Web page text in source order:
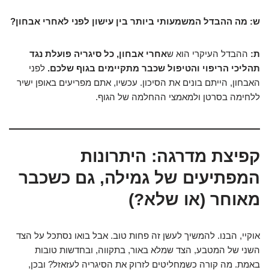
ש: מה ההבדל המשמעותי ביותר בין עישון לפני לאחרי אבחון?
ת: ההבדל העיקרי הוא שאחרי אבחון, כל סיגריה פועלת נגד
תהליכי הריפוי והטיפול שכבר מתקיימים בגוף שלכם. לפני
האבחון, הייתם בונים את הסיכון. עכשיו, אתם מפריעים באופן ישיר
ללחימה בסרטן ולמאמצי ההחלמה של הגוף.
קפיצת מדרגה: היתרונות
המפתיעים של גמילה, גם כשכבר
מאוחר (או שלא?)
אוקיי, הבנו. להמשיך לעשן זה פחות טוב. אבל בואו נסתכל על הצד
השני של המטבע, הצד שמלא באור, בתקווה, ובחדשות טובות
באמת. מה קורה כשמחליטים לזרוק את הסיגריה לעזאזל? ובכן,